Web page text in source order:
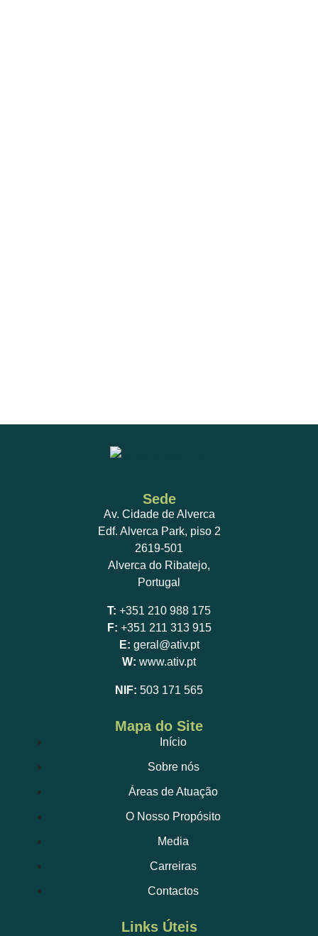
Sede
Av. Cidade de Alverca
Edf. Alverca Park, piso 2
2619-501
Alverca do Ribatejo,
Portugal
T: +351 210 988 175
F: +351 211 313 915
E: geral@ativ.pt
W: www.ativ.pt
NIF: 503 171 565
Mapa do Site
Início
Sobre nós
Áreas de Atuação
O Nosso Propósito
Media
Carreiras
Contactos
Links Úteis